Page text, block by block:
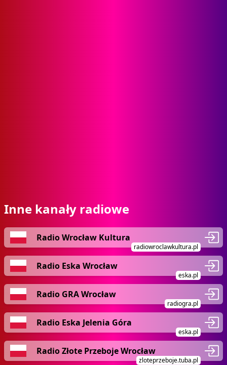
Inne kanały radiowe
Radio Wrocław Kultura
radiowroclawkultura.pl
Radio Eska Wrocław
eska.pl
Radio GRA Wrocław
radiogra.pl
Radio Eska Jelenia Góra
eska.pl
Radio Złote Przeboje Wrocław
zloteprzeboje.tuba.pl